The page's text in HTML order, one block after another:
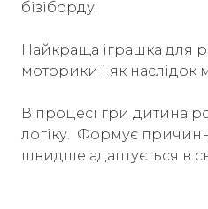
бізіборду.
Найкраща іграшка для
моторики і як наслідок
В процесі гри дитина
логіку. Формує
швидше адаптується в